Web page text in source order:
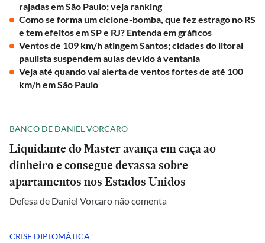
rajadas em São Paulo; veja ranking
Como se forma um ciclone-bomba, que fez estrago no RS
e tem efeitos em SP e RJ? Entenda em gráficos
Ventos de 109 km/h atingem Santos; cidades do litoral
paulista suspendem aulas devido à ventania
Veja até quando vai alerta de ventos fortes de até 100
km/h em São Paulo
BANCO DE DANIEL VORCARO
Liquidante do Master avança em caça ao
dinheiro e consegue devassa sobre
apartamentos nos Estados Unidos
Defesa de Daniel Vorcaro não comenta
CRISE DIPLOMÁTICA